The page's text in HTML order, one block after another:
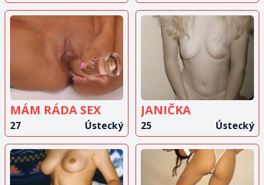
ZOBRAZIT
INZERÁT
MÁM RÁDA SEX
27 Ústecký
ZOBRAZIT
INZERÁT
JANIČKA
25 Ústecký